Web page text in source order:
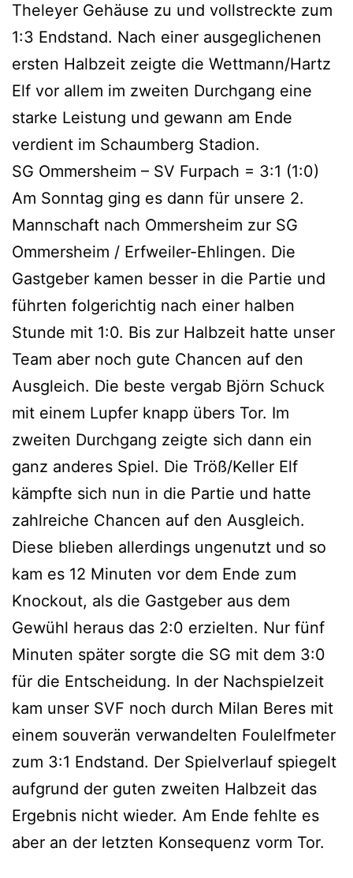
Theleyer Gehäuse zu und vollstreckte zum
1:3 Endstand. Nach einer ausgeglichenen
ersten Halbzeit zeigte die Wettmann/Hartz
Elf vor allem im zweiten Durchgang eine
starke Leistung und gewann am Ende
verdient im Schaumberg Stadion.
SG Ommersheim – SV Furpach = 3:1 (1:0)
Am Sonntag ging es dann für unsere 2.
Mannschaft nach Ommersheim zur SG
Ommersheim / Erfweiler-Ehlingen. Die
Gastgeber kamen besser in die Partie und
führten folgerichtig nach einer halben
Stunde mit 1:0. Bis zur Halbzeit hatte unser
Team aber noch gute Chancen auf den
Ausgleich. Die beste vergab Björn Schuck
mit einem Lupfer knapp übers Tor. Im
zweiten Durchgang zeigte sich dann ein
ganz anderes Spiel. Die Tröß/Keller Elf
kämpfte sich nun in die Partie und hatte
zahlreiche Chancen auf den Ausgleich.
Diese blieben allerdings ungenutzt und so
kam es 12 Minuten vor dem Ende zum
Knockout, als die Gastgeber aus dem
Gewühl heraus das 2:0 erzielten. Nur fünf
Minuten später sorgte die SG mit dem 3:0
für die Entscheidung. In der Nachspielzeit
kam unser SVF noch durch Milan Beres mit
einem souverän verwandelten Foulelfmeter
zum 3:1 Endstand. Der Spielverlauf spiegelt
aufgrund der guten zweiten Halbzeit das
Ergebnis nicht wieder. Am Ende fehlte es
aber an der letzten Konsequenz vorm Tor.